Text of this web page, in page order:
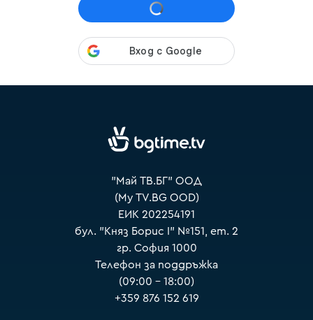
"Май ТВ.БГ" ООД
(My TV.BG OOD)
ЕИК 202254191
бул. "Княз Борис I" №151, ет. 2
гр. София 1000
Телефон за поддръжка
(09:00 – 18:00)
+359 876 152 619